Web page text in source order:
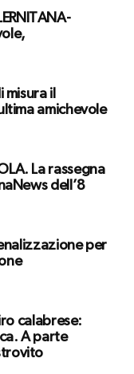
misura il
amichevole
La rassegna
dell’8
per
calabrese:
A parte